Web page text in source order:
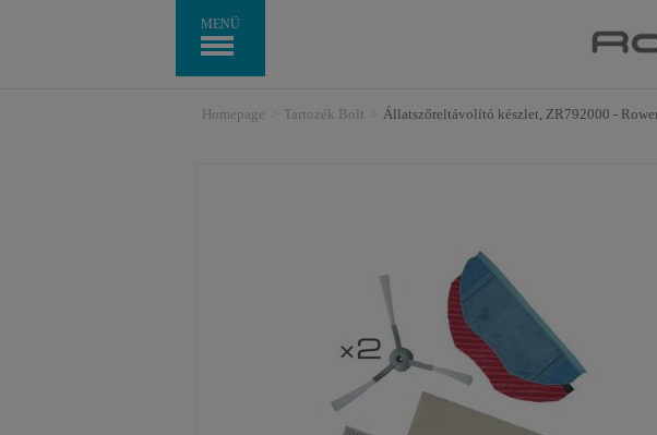
MENÜ
Homepage Tartozék Bolt Állatszőreltávolító készlet, ZR792000 -